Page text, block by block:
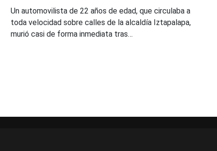
Un automovilista de 22 años de edad, que circulaba a
toda velocidad sobre calles de la alcaldía Iztapalapa,
murió casi de forma inmediata tras…
entradas